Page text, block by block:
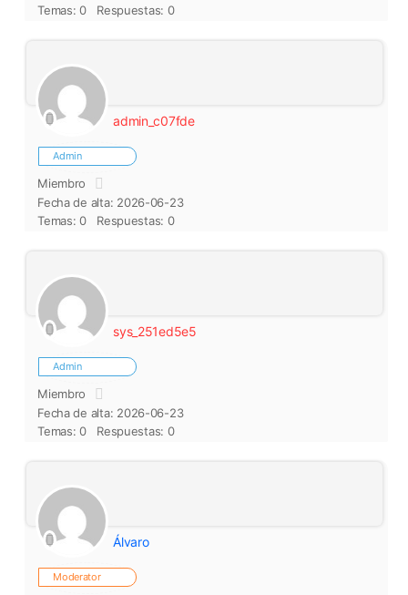
Temas: 0
Respuestas: 0
admin_c07fde
Admin
Miembro
Fecha de alta: 2026-06-23
Temas: 0
Respuestas: 0
sys_251ed5e5
Admin
Miembro
Fecha de alta: 2026-06-23
Temas: 0
Respuestas: 0
Álvaro
Moderator